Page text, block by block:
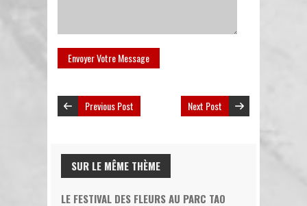
Previous Post Next Post
SUR LE MÊME THÈME
LE FESTIVAL DES FLEURS AU PARC TAO